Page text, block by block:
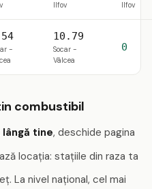
Ilfov
Ilfov
-
10.79
Socar -
Vâlcea
0
combustibil
lângă tine, deschide pagina
locația: stațiile din raza ta
La nivel național, cel mai